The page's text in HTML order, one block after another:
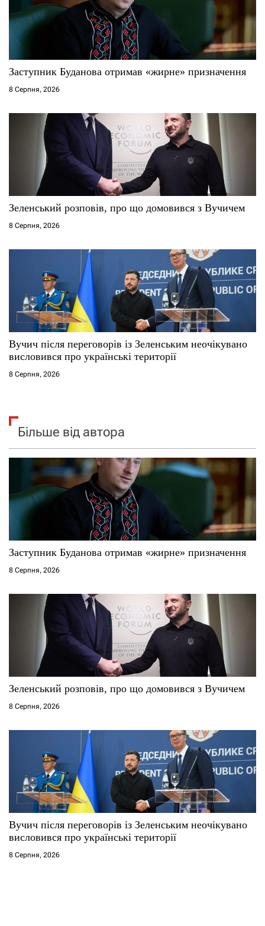
п
и
с
Заступник Буданова отримав «жирне» призначення
8 Серпня, 2026
Зеленський розповів, про що домовився з Вучичем
8 Серпня, 2026
Вучич після переговорів із Зеленським неочікувано
висловився про українські території
8 Серпня, 2026
Більше від автора
Заступник Буданова отримав «жирне» призначення
8 Серпня, 2026
Зеленський розповів, про що домовився з Вучичем
8 Серпня, 2026
Вучич після переговорів із Зеленським неочікувано
висловився про українські території
8 Серпня, 2026